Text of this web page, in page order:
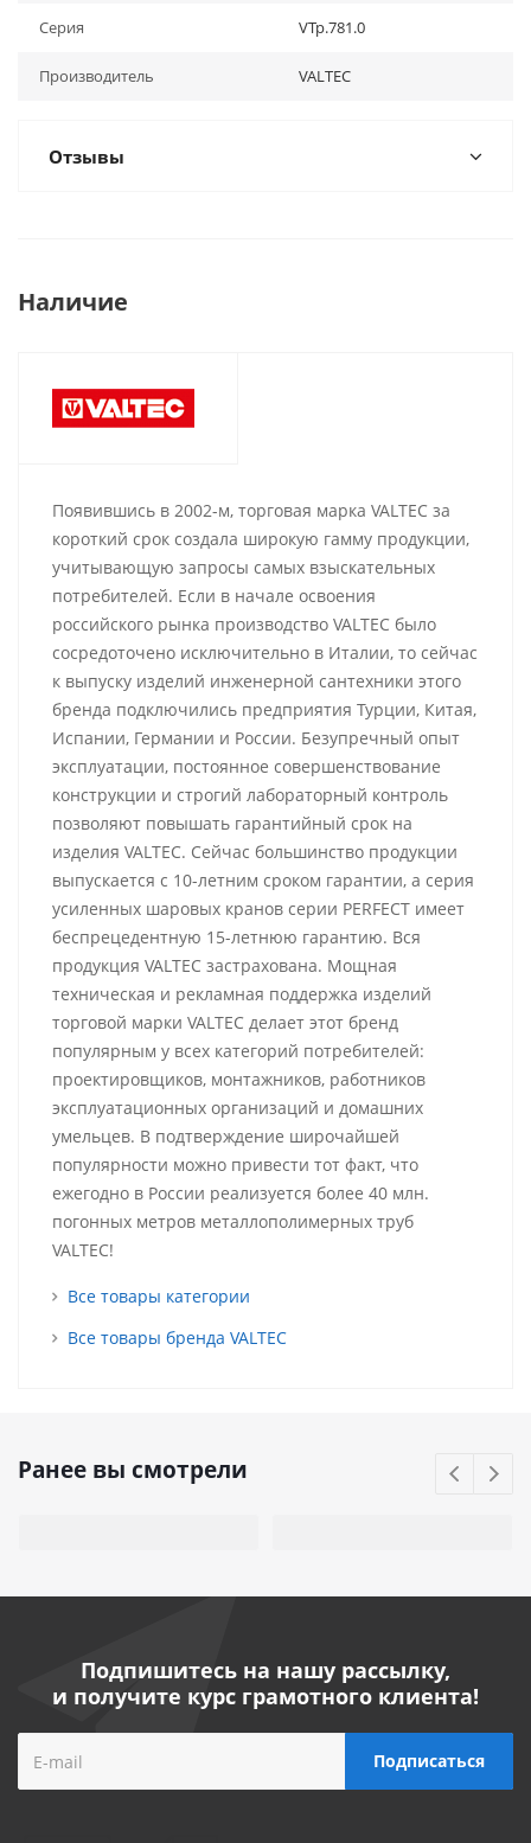
Серия VTp.781.0
Производитель VALTEC
Отзывы
Наличие
Появившись в 2002-м, торговая марка VALTEC за
короткий срок создала широкую гамму продукции,
учитывающую запросы самых взыскательных
потребителей. Если в начале освоения
российского рынка производство VALTEC было
сосредоточено исключительно в Италии, то сейчас
к выпуску изделий инженерной сантехники этого
бренда подключились предприятия Турции, Китая,
Испании, Германии и России. Безупречный опыт
эксплуатации, постоянное совершенствование
конструкции и строгий лабораторный контроль
позволяют повышать гарантийный срок на
изделия VALTEC. Сейчас большинство продукции
выпускается с 10-летним сроком гарантии, а серия
усиленных шаровых кранов серии PERFECT имеет
беспрецедентную 15-летнюю гарантию. Вся
продукция VALTEC застрахована. Мощная
техническая и рекламная поддержка изделий
торговой марки VALTEC делает этот бренд
популярным у всех категорий потребителей:
проектировщиков, монтажников, работников
эксплуатационных организаций и домашних
умельцев. В подтверждение широчайшей
популярности можно привести тот факт, что
ежегодно в России реализуется более 40 млн.
погонных метров металлополимерных труб
VALTEC!
Все товары категории
Все товары бренда VALTEC
Ранее вы смотрели
Подпишитесь на нашу рассылку,
и получите курс грамотного клиента!